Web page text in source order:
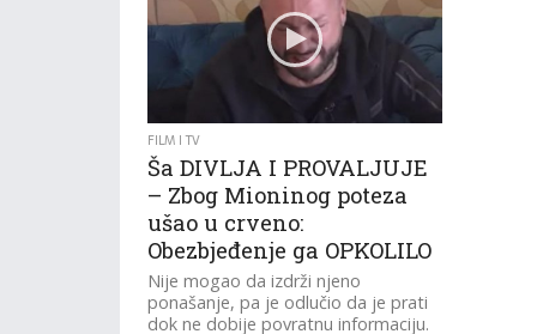
FILM I TV
Ša DIVLJA I PROVALJUJE
– Zbog Mioninog poteza
ušao u crveno:
Obezbjeđenje ga OPKOLILO
Nije mogao da izdrži njeno
ponašanje, pa je odlučio da je prati
dok ne dobije povratnu informaciju.